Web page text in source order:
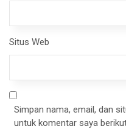
Situs Web
Simpan nama, email, dan
untuk komentar saya